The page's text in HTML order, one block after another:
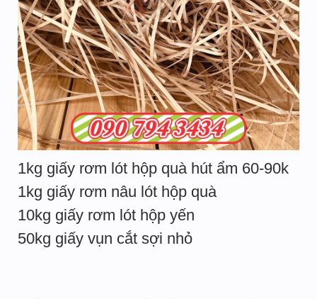
1kg giấy rơm lót hộp quà hút ẩm 60-90k
1kg giấy rơm nâu lót hộp quà
10kg giấy rơm lót hộp yến
50kg giấy vụn cắt sợi nhỏ